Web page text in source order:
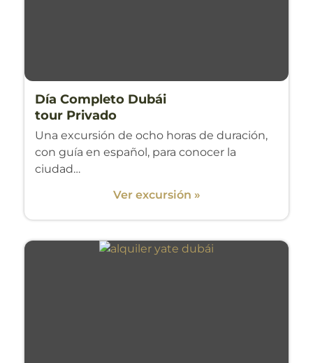
Día Completo Dubái
tour Privado
Una excursión de ocho horas de duración,
con guía en español, para conocer la
ciudad…
Ver excursión »